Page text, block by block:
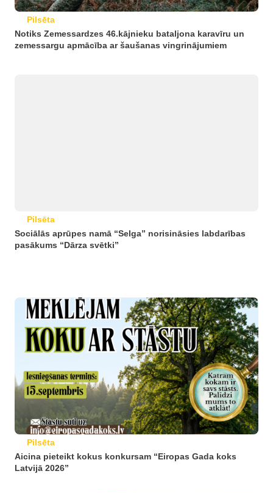
Pilsēta
Notiks Zemessardzes 46.kājnieku bataljona karavīru un
zemessargu apmācība ar šaušanas vingrinājumiem
Pilsēta
Sociālās aprūpes namā “Selga” norisināsies labdarības
pasākums “Dārza svētki”
Pilsēta
Aicina pieteikt kokus konkursam “Eiropas Gada koks
Latvijā 2026”